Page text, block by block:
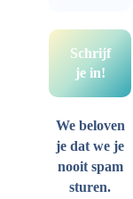
We beloven
je dat we je
nooit spam
sturen.